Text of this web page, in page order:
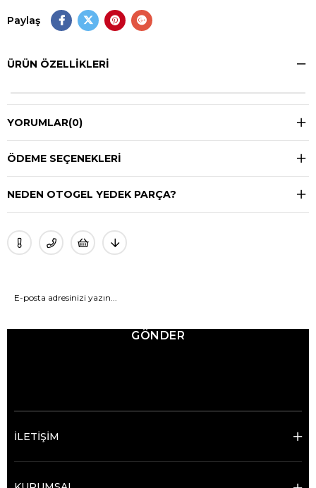
Paylaş
ÜRÜN ÖZELLIKLERI
YORUMLAR(0)
ÖDEME SEÇENEKLERI
NEDEN OTOGEL YEDEK PARÇA?
GÖNDER
İLETİŞİM